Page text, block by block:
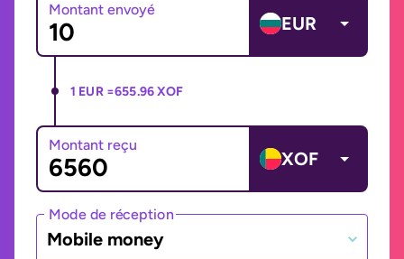
Montant envoyé
EUR
1 EUR =655.96 XOF
Montant reçu
XOF
Mode de réception
Mobile money